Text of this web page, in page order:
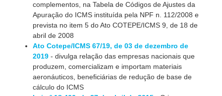
complementos, na Tabela de Códigos de Ajustes da
Apuração do ICMS instituída pela NPF n. 112/2008 e
prevista no item 5 do Ato COTEPE/ICMS 9, de 18 de
abril de 2008
Ato Cotepe/ICMS 67/19, de 03 de dezembro de
2019 - divulga relação das empresas nacionais que
produzem, comercializam e importam materiais
aeronáuticos, beneficiárias de redução de base de
cálculo do ICMS